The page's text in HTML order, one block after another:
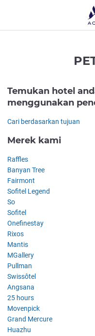
Temukan hotel
menggunakan
Cari berdasarkan tujuan
Merek kami
Raffles
Banyan Tree
Fairmont
Sofitel Legend
So
Sofitel
Onefinestay
Rixos
Mantis
MGallery
Pullman
Swissôtel
Angsana
25 hours
Movenpick
Grand Mercure
Huazhu